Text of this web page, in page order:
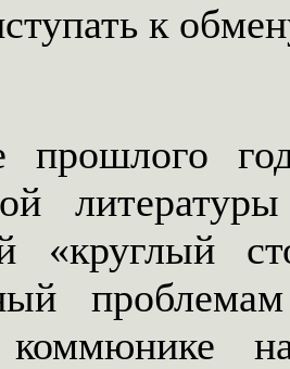
к
прошлого
«круглый
коммюнике